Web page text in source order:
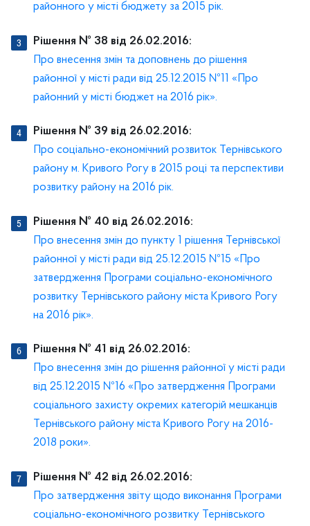
районного у місті бюджету за 2015 рік.
Рішення № 38 від 26.02.2016:
Про внесення змін та доповнень до рішення
районної у місті ради від 25.12.2015 №11 «Про
районний у місті бюджет на 2016 рік».
Рішення № 39 від 26.02.2016:
Про соціально-економічний розвиток Тернівського
району м. Кривого Рогу в 2015 році та перспективи
розвитку району на 2016 рік.
Рішення № 40 від 26.02.2016:
Про внесення змін до пункту 1 рішення Тернівської
районної у місті ради від 25.12.2015 №15 «Про
затвердження Програми соціально-економічного
розвитку Тернівського району міста Кривого Рогу
на 2016 рік».
Рішення № 41 від 26.02.2016:
Про внесення змін до рішення районної у місті ради
від 25.12.2015 №16 «Про затвердження Програми
соціального захисту окремих категорій мешканців
Тернівського району міста Кривого Рогу на 2016-
2018 роки».
Рішення № 42 від 26.02.2016:
Про затвердження звіту щодо виконання Програми
соціально-економічного розвитку Тернівського